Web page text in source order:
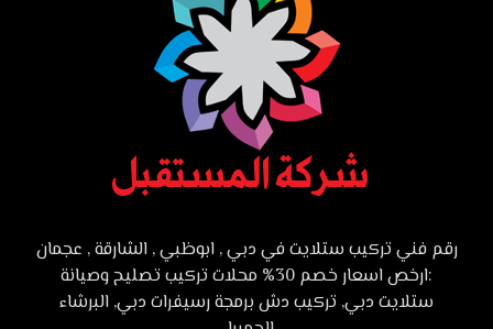
رقم فني تركيب ستلايت في دبي , ابوظبي , الشارقة , عجمان
:ارخص اسعار خصم 30% محلات تركيب تصليح وصيانة
ستلايت دبي, تركيب دش برمجة رسيفرات دبي, البرشاء